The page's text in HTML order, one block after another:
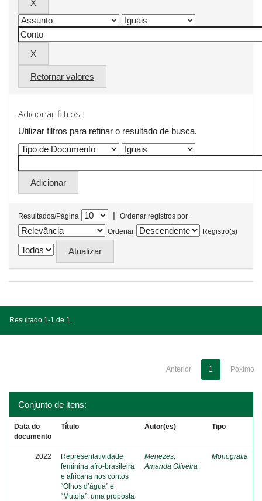
Retornar valores
Adicionar filtros:
Utilizar filtros para refinar o resultado de busca.
Resultados/Página |
Ordenar registros por
Ordenar
Registro(s)
Resultado 1-1 de 1.
Anterior 1 Póximo
Conjunto de itens:
Data do
documento
Título Autor(es) Tipo
2022
Representatividade
feminina afro-brasileira
e africana nos contos
“Olhos d’água” e
“Mutola”: uma proposta
Menezes,
Amanda Oliveira
Monografia